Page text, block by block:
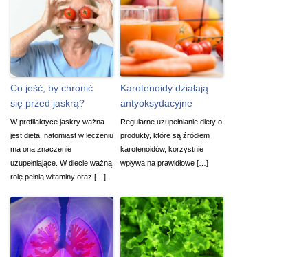
Co jeść, by chronić
się przed jaskrą?
W profilaktyce jaskry ważna
jest dieta, natomiast w leczeniu
ma ona znaczenie
uzupełniające. W diecie ważną
rolę pełnią witaminy oraz […]
Karotenoidy działają
antyoksydacyjne
Regularne uzupełnianie diety o
produkty, które są źródłem
karotenoidów, korzystnie
wpływa na prawidłowe […]